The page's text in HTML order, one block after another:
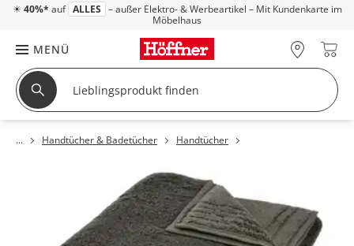
☀ 40%* auf ALLES – außer Elektro- & Werbeartikel – Mit Kundenkarte im
Möbelhaus
MENÜ
Handtücher & Badetücher Handtücher